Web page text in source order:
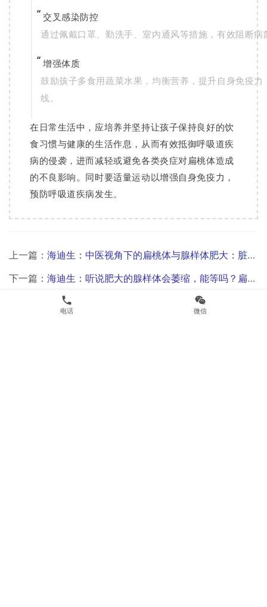
交叉感染防控
通过佩戴口罩、勤洗手、室内通风等措施，有效阻断病
增强体质
鼓励孩子多食用蔬菜水果，均衡营养，提升自身免疫力
线。
在日常生活中，应培养并坚持让孩子保持良好的饮
食习惯与健康的生活作息，从而有效抵御呼吸道疾
病的侵袭，进而减轻或避免各类炎症对扁桃体造成
的不良影响。同时要适量运动以增强自身免疫力，
预防呼吸道疾病发生。
上一篇： 海迪生：中医视角下的扁桃体与腺样体肥大：脏腑和谐，健康之基
下一篇： 海迪生：听说肥大的腺样体会萎缩，能等吗？扁桃体呢？
phone
电话
wechat
微信